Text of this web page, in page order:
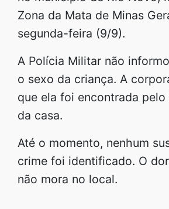
Zona da Mata de Minas
segunda-feira (9/9).
A Polícia Militar não
o sexo da criança. A
que ela foi encontrada
da casa.
Até o momento, nenhum
crime foi identificado. O
não mora no local.